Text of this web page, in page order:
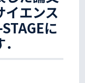
イエンス
に